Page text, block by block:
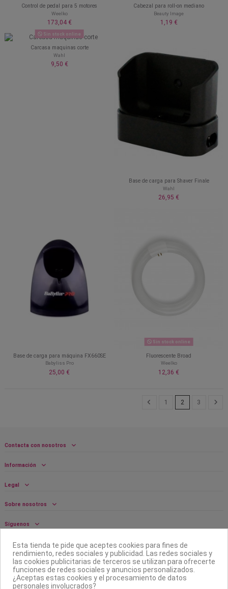
Control de pedal para 5 motores
Weelko
173,04 €
Cabezal para roll-on mediano
Beauty Image
1,19 €
Sin stock online
Carcasa maquinas corte
Wahl
9,50 €
Base de carga para Shaver Finale
Wahl
26,95 €
Base de carga para máquina FX660SE
Babyliss Pro
25,00 €
Sin stock online
Fluorescente Broad
Weelko
12,36 €
1 2 3
Contacta con nosotros
Información
Legal
Sobre nosotros
Síguenos
Boletín
Esta tienda te pide que aceptes cookies para fines de
rendimiento, redes sociales y publicidad. Las redes sociales y
las cookies publicitarias de terceros se utilizan para ofrecerte
funciones de redes sociales y anuncios personalizados.
¿Aceptas estas cookies y el procesamiento de datos
personales involucrados?